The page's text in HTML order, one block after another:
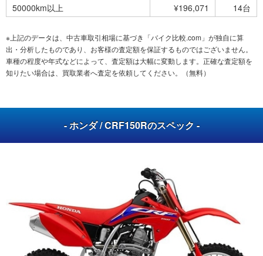
50000km以上
¥196,071 14台
※上記のデータは、中古車取引相場に基づき「バイク比較.com」が独自に算
出・分析したものであり、お客様の査定額を保証するものではございません。
車種の程度や年式などによって、査定額は大幅に変動します。正確な査定額を
知りたい場合は、買取業者へ査定を依頼してください。（無料）
- ホンダ / CRF150Rのスペック -